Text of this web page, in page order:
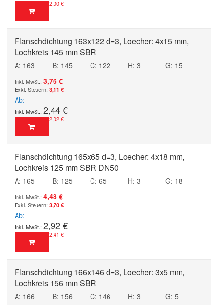
2,00 €
Flanschdichtung 163x122 d=3, Loecher: 4x15 mm,
Lochkreis 145 mm SBR
A: 163 B: 145 C: 122 H: 3
G: 15
3,76 €
3,11 €
Ab
2,44 €
2,02 €
Flanschdichtung 165x65 d=3, Loecher: 4x18 mm,
Lochkreis 125 mm SBR DN50
A: 165 B: 125 C: 65 H: 3
G: 18
4,48 €
3,70 €
Ab
2,92 €
2,41 €
Flanschdichtung 166x146 d=3, Loecher: 3x5 mm,
Lochkreis 156 mm SBR
A: 166 B: 156 C: 146 H: 3
G: 5